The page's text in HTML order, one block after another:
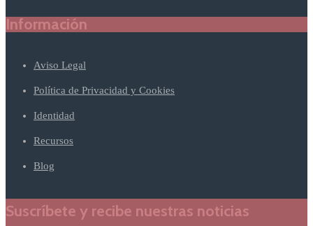
Información
Aviso Legal
Política de Privacidad y Cookies
Identidad
Recursos
Blog
Suscríbete y recibe nuestras noticias